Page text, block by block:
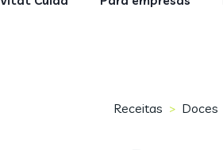
Receitas > Doces